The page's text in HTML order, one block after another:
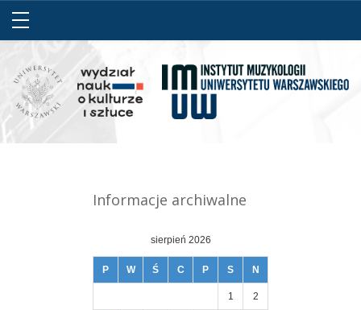
Informacje archiwalne
sierpień 2026
P W Ś C P S N
1 2